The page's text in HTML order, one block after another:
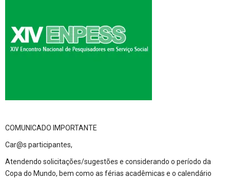
COMUNICADO IMPORTANTE
Car@s participantes,
Atendendo solicitações/sugestões e considerando o período da
Copa do Mundo, bem como as férias acadêmicas e o calendário